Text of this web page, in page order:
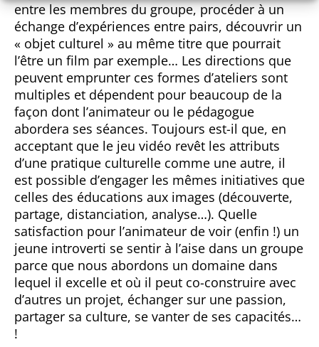
entre les membres du groupe, procéder à un
échange d’expériences entre pairs, découvrir un
« objet culturel » au même titre que pourrait
l’être un film par exemple… Les directions que
peuvent emprunter ces formes d’ateliers sont
multiples et dépendent pour beaucoup de la
façon dont l’animateur ou le pédagogue
abordera ses séances. Toujours est-il que, en
acceptant que le jeu vidéo revêt les attributs
d’une pratique culturelle comme une autre, il
est possible d’engager les mêmes initiatives que
celles des éducations aux images (découverte,
partage, distanciation, analyse…). Quelle
satisfaction pour l’animateur de voir (enfin !) un
jeune introverti se sentir à l’aise dans un groupe
parce que nous abordons un domaine dans
lequel il excelle et où il peut co-construire avec
d’autres un projet, échanger sur une passion,
partager sa culture, se vanter de ses capacités…
!